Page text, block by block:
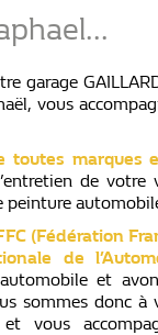
garage
vous
toutes marques
de
peinture
(Fédération
de
et
sommes donc
vous